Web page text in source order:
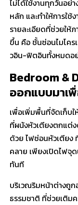
ไม่ได้ใช้งานทุกวันอย่
หลัก และทำให้การใ
รายละเอียดที่ช่วยให้
ขึ้น คือชั้นซ่อนไมโคร
วอิน-ฟิตอินทั้งหมดอ
Bedroom &
ออกแบบมาเ
เพื่อเพิ่มพื้นที่จัดเก็บใ
ที่ผนังหัวเตียงตกแต่
ด้วย ไฟซ่อนหัวเตียง
คลาย เพียงเปิดไฟจุ
ทันที
บริเวณริมหน้าต่างถูก
ธรรมชาติ ที่ช่วยเติม